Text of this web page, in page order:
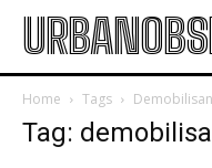
Home Tags
Tag: